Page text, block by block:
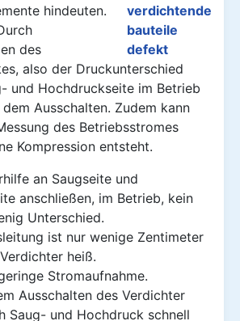
hindeuten.
des
also der Druckunterschied
und Hochdruckseite im Betrieb
Ausschalten. Zudem kann
des Betriebsstromes
Kompression entsteht.
an Saugseite und
anschließen, im Betrieb, kein
Unterschied.
ist nur wenige Zentimeter
heiß.
Stromaufnahme.
Ausschalten des Verdichter
Saug- und Hochdruck schnell